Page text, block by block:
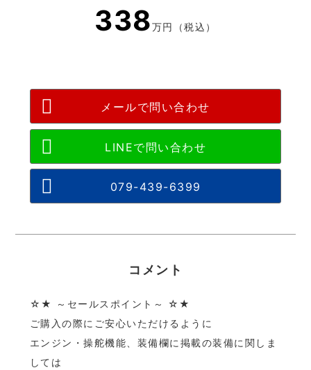
338万円（税込）
メールで問い合わせ
079-439-6399
コメント
☆★ ～セールスポイント～ ☆★
ご購入の際にご安心いただけるように
エンジン・操舵機能、装備欄に掲載の装備に関しま
しては